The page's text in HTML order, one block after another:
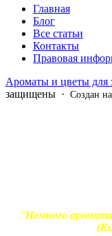
Главная
Блог
Все статьи
Контакты
Правовая
Ароматы и цветы для
защищены · Создан на
"Немного